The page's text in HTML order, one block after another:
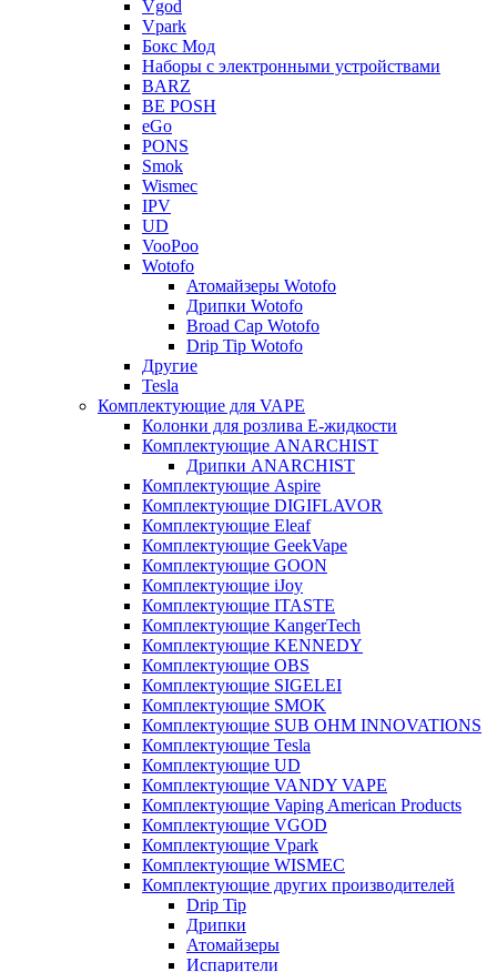
Vgod
Vpark
Бокс Мод
Наборы с электронными устройствами
BARZ
BE POSH
eGo
PONS
Smok
Wismec
IPV
UD
VooPoo
Wotofo
Атомайзеры Wotofo
Дрипки Wotofo
Broad Cap Wotofo
Drip Tip Wotofo
Другие
Tesla
Комплектующие для VAPE
Колонки для розлива Е-жидкости
Комплектующие ANARCHIST
Дрипки ANARCHIST
Комплектующие Aspire
Комплектующие DIGIFLAVOR
Комплектующие Eleaf
Комплектующие GeekVape
Комплектующие GOON
Комплектующие iJoy
Комплектующие ITASTE
Комплектующие KangerTech
Комплектующие KENNEDY
Комплектующие OBS
Комплектующие SIGELEI
Комплектующие SMOK
Комплектующие SUB OHM INNOVATIONS
Комплектующие Tesla
Комплектующие UD
Комплектующие VANDY VAPE
Комплектующие Vaping American Products
Комплектующие VGOD
Комплектующие Vpark
Комплектующие WISMEC
Комплектующие других производителей
Drip Tip
Дрипки
Атомайзеры
Испарители